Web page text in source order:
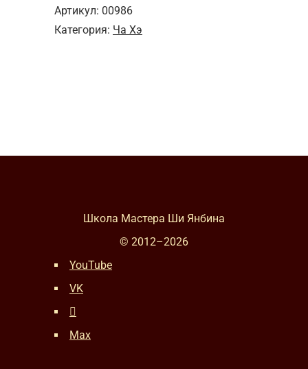
"Простой
белый"
Артикул: 00986
Категория: Ча Хэ
Школа Мастера Ши Янбина
© 2012–2026
YouTube
VK
Max